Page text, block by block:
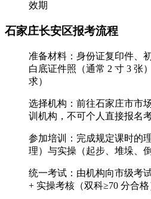
效期
石家庄长安区报考流程
准备材料‌：身份证复印件、
白底证件照（通常 2 寸 3 张
求）
选择机构‌：前往石家庄市市
训机构，‌不可个人直接报名
参加培训‌：完成规定课时的
理）与实操（起步、堆垛、
统一考试‌：由机构向市级考
+ 实操考核‌（双科≥70 分合格